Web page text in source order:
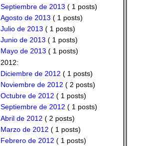
Septiembre de 2013 ( 1 posts)
Agosto de 2013 ( 1 posts)
Julio de 2013 ( 1 posts)
Junio de 2013 ( 1 posts)
Mayo de 2013 ( 1 posts)
2012:
Diciembre de 2012 ( 1 posts)
Noviembre de 2012 ( 2 posts)
Octubre de 2012 ( 1 posts)
Septiembre de 2012 ( 1 posts)
Abril de 2012 ( 2 posts)
Marzo de 2012 ( 1 posts)
Febrero de 2012 ( 1 posts)